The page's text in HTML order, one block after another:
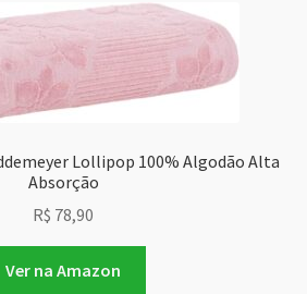
Lollipop 100% Algodão Alta
Absorção
R$ 78,90
Ver na Amazon